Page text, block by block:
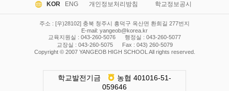
KOR ENG 개인정보처리방침 학교정보공시
학교발전기금
농협 401016-51-
059646
주소 : [우)28102] 충북 청주시 흥덕구 옥산면 환희길 277번지
E-mail: yangeob@korea.kr
교육지원실 : 043-260-5076
행정실 : 043-260-5077
교장실 : 043-260-5075
Fax : 043) 260-5079
Copyright © 2007 YANGEOB HIGH SCHOOL All rights reserved.